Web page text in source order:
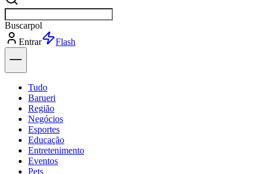
Buscarnotíc
Entrar
Explorar
Tudo
Barueri
Região
Negócios
Esportes
Educação
Entretenimento
Eventos
Pets